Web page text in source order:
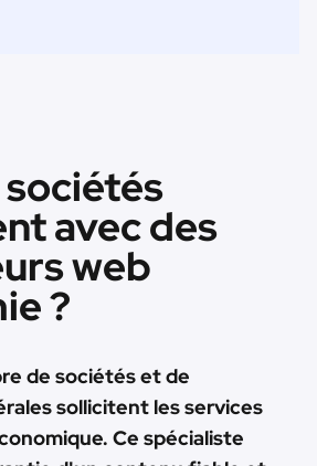
avec des
web
?
de sociétés et de
sollicitent les services
Ce spécialiste